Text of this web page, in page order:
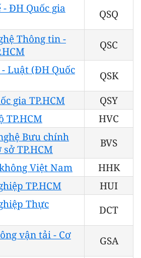
ĐH Quốc gia
QSQ
Thông tin -
QSC
Luật (ĐH Quốc
QSK
gia TP.HCM
QSY
TP.HCM
HVC
Bưu chính
TP.HCM
BVS
Việt Nam
HHK
TP.HCM
HUI
Thực
DCT
vận tải - Cơ
GSA